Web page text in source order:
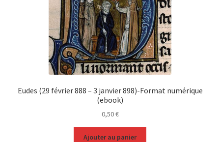
Eudes (29 février 888 – 3 janvier 898)-Format numérique
(ebook)
0,50€
Ajouter au panier